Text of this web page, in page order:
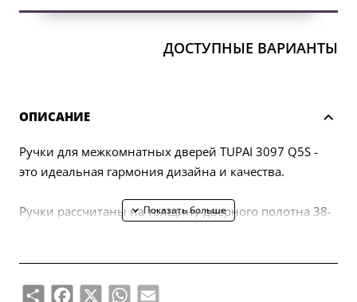
ДОСТУПНЫЕ ВАРИАНТЫ
ОПИСАНИЕ
Ручки для межкомнатных дверей TUPAI 3097 Q5S -
это идеальная гармония дизайна и качества.
Ручки рассчитаны на толщину дверного полотна 38-
Долгое и комфортное использование гарантировано
Share Facebook
X WhatsApp
Email